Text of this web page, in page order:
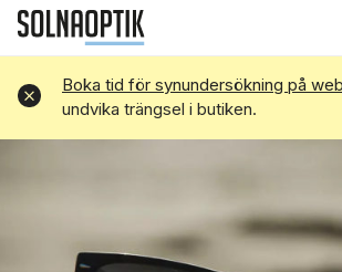
Boka tid för synundersökning på
undvika trängsel i butiken.
Avvisa